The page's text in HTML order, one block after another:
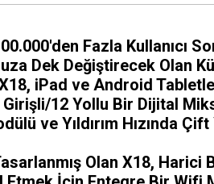
Fazla Kullanıcı
Dek Değiştirecek Olan
iPad ve Android
12 Yollu Bir Dijital
ve Yıldırım Hızında
Olan X18,